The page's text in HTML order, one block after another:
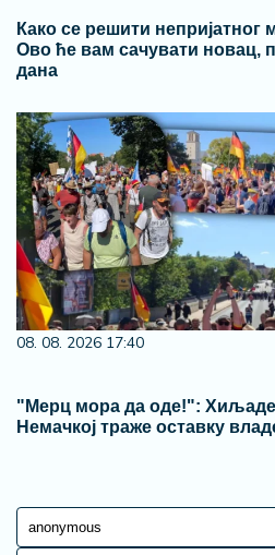
Како се решити непријатног
Ово ће вам сачувати новац,
дана
08. 08. 2026 17:40
"Мерц мора да оде!":
Немачкој траже оставку